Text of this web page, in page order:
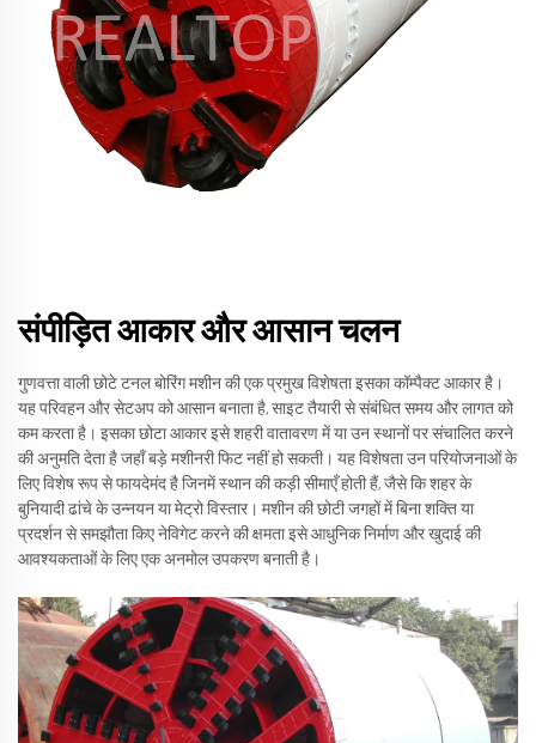
संपीड़ित आकार और आसान चलन
गुणवत्ता वाली छोटे टनल बोरिंग मशीन की एक प्रमुख विशेषता इसका कॉम्पैक्ट आकार है।
यह परिवहन और सेटअप को आसान बनाता है, साइट तैयारी से संबंधित समय और लागत को
कम करता है। इसका छोटा आकार इसे शहरी वातावरण में या उन स्थानों पर संचालित करने
की अनुमति देता है जहाँ बड़े मशीनरी फिट नहीं हो सकती। यह विशेषता उन परियोजनाओं के
लिए विशेष रूप से फायदेमंद है जिनमें स्थान की कड़ी सीमाएँ होती हैं, जैसे कि शहर के
बुनियादी ढांचे के उन्नयन या मेट्रो विस्तार। मशीन की छोटी जगहों में बिना शक्ति या
प्रदर्शन से समझौता किए नेविगेट करने की क्षमता इसे आधुनिक निर्माण और खुदाई की
आवश्यकताओं के लिए एक अनमोल उपकरण बनाती है।